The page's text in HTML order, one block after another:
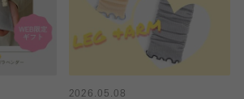
2026.05.08